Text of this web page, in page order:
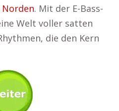
Norden. Mit der E-Bass-
Welt voller satten
die den Kern